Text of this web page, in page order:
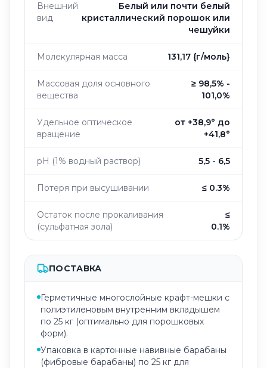
Внешний
вид
Белый или почти белый
кристаллический порошок или
чешуйки
Молекулярная масса 131,17 {г/моль}
Массовая доля основного
вещества
≥ 98,5% -
101,0%
Удельное оптическое
вращение
от +38,9° до
+41,8°
pH (1% водный раствор) 5,5 - 6,5
Потеря при высушивании ≤ 0.3%
Остаток после прокаливания
(сульфатная зола)
≤
0.1%
ПОСТАВКА
Герметичные многослойные крафт-мешки с
полиэтиленовым внутренним вкладышем
по 25 кг (оптимально для порошковых
форм).
Упаковка в картонные навивные барабаны
(фибровые барабаны) по 25 кг для